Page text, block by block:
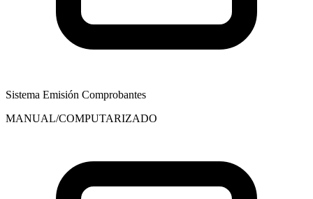
Sistema Emisión Comprobantes
MANUAL/COMPUTARIZADO